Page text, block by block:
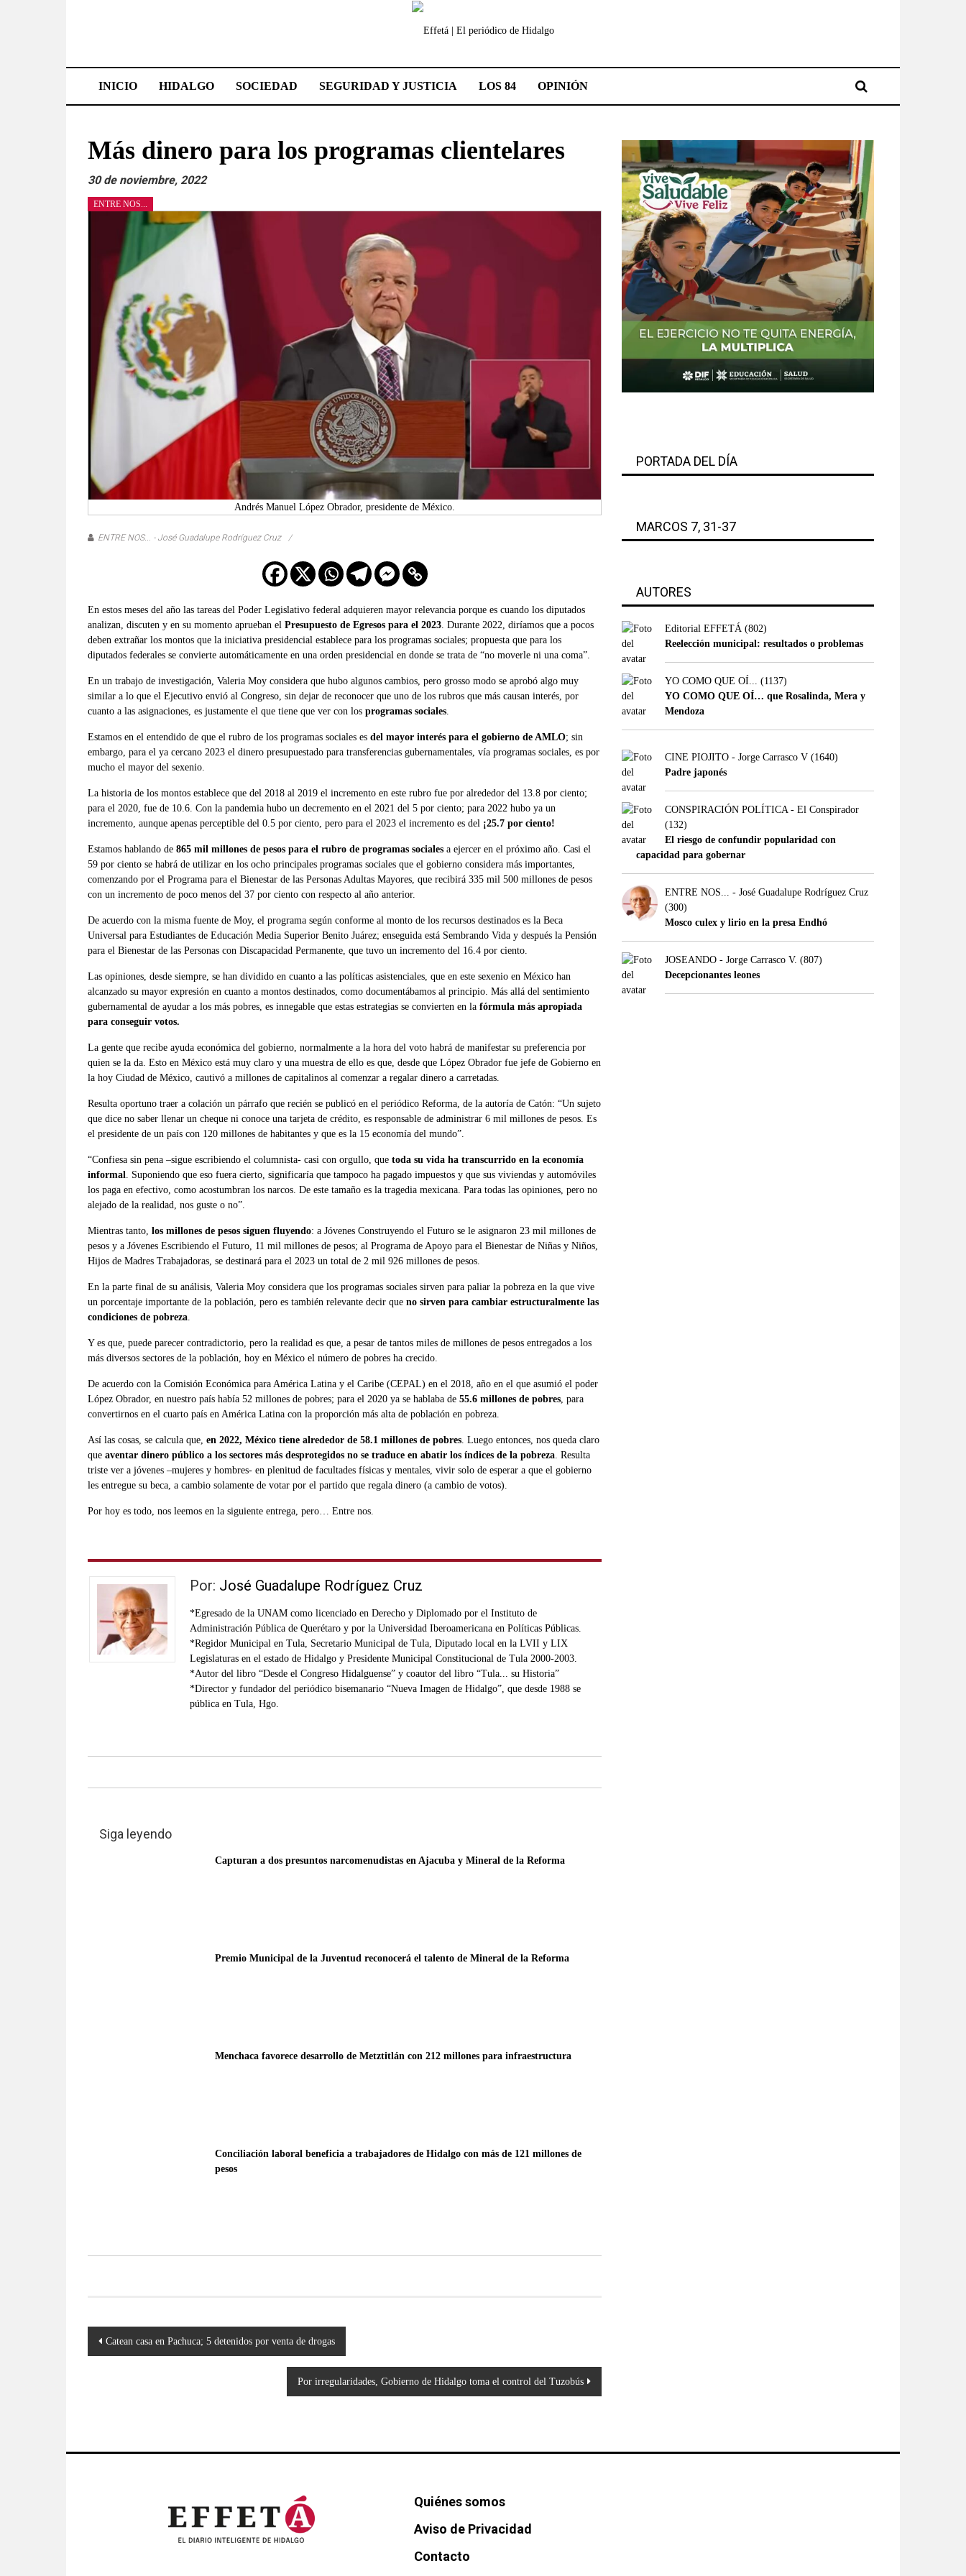
El
periódico
de
Hidalgo
importantes
estado,
verificadas
instante,
así
como
un
y
responsable
de
las
INICIO HIDALGO SOCIEDAD SEGURIDAD Y JUSTICIA LOS 84 OPINIÓN
Más dinero para los programas clientelares
30 de noviembre, 2022
Andrés Manuel López Obrador, presidente de México.
ENTRE NOS...
ENTRE NOS... - José Guadalupe Rodríguez Cruz
En estos meses del año las tareas del Poder Legislativo federal adquieren mayor relevancia porque es cuando los diputados
analizan, discuten y en su momento aprueban el Presupuesto de Egresos para el 2023. Durante 2022, diríamos que a pocos
deben extrañar los montos que la iniciativa presidencial establece para los programas sociales; propuesta que para los
diputados federales se convierte automáticamente en una orden presidencial en donde se trata de “no moverle ni una coma”.
En un trabajo de investigación, Valeria Moy considera que hubo algunos cambios, pero grosso modo se aprobó algo muy
similar a lo que el Ejecutivo envió al Congreso, sin dejar de reconocer que uno de los rubros que más causan interés, por
cuanto a las asignaciones, es justamente el que tiene que ver con los programas sociales.
Estamos en el entendido de que el rubro de los programas sociales es del mayor interés para el gobierno de AMLO; sin
embargo, para el ya cercano 2023 el dinero presupuestado para transferencias gubernamentales, vía programas sociales, es por
mucho el mayor del sexenio.
La historia de los montos establece que del 2018 al 2019 el incremento en este rubro fue por alrededor del 13.8 por ciento;
para el 2020, fue de 10.6. Con la pandemia hubo un decremento en el 2021 del 5 por ciento; para 2022 hubo ya un
incremento, aunque apenas perceptible del 0.5 por ciento, pero para el 2023 el incremento es del ¡25.7 por ciento!
Estamos hablando de 865 mil millones de pesos para el rubro de programas sociales a ejercer en el próximo año. Casi el
59 por ciento se habrá de utilizar en los ocho principales programas sociales que el gobierno considera más importantes,
comenzando por el Programa para el Bienestar de las Personas Adultas Mayores, que recibirá 335 mil 500 millones de pesos
con un incremento de poco menos del 37 por ciento con respecto al año anterior.
De acuerdo con la misma fuente de Moy, el programa según conforme al monto de los recursos destinados es la Beca
Universal para Estudiantes de Educación Media Superior Benito Juárez; enseguida está Sembrando Vida y después la Pensión
para el Bienestar de las Personas con Discapacidad Permanente, que tuvo un incremento del 16.4 por ciento.
Las opiniones, desde siempre, se han dividido en cuanto a las políticas asistenciales, que en este sexenio en México han
alcanzado su mayor expresión en cuanto a montos destinados, como documentábamos al principio. Más allá del sentimiento
gubernamental de ayudar a los más pobres, es innegable que estas estrategias se convierten en la fórmula más apropiada
para conseguir votos.
La gente que recibe ayuda económica del gobierno, normalmente a la hora del voto habrá de manifestar su preferencia por
quien se la da. Esto en México está muy claro y una muestra de ello es que, desde que López Obrador fue jefe de Gobierno en
la hoy Ciudad de México, cautivó a millones de capitalinos al comenzar a regalar dinero a carretadas.
Resulta oportuno traer a colación un párrafo que recién se publicó en el periódico Reforma, de la autoría de Catón: “Un sujeto
que dice no saber llenar un cheque ni conoce una tarjeta de crédito, es responsable de administrar 6 mil millones de pesos. Es
el presidente de un país con 120 millones de habitantes y que es la 15 economía del mundo”.
“Confiesa sin pena –sigue escribiendo el columnista- casi con orgullo, que toda su vida ha transcurrido en la economía
informal. Suponiendo que eso fuera cierto, significaría que tampoco ha pagado impuestos y que sus viviendas y automóviles
los paga en efectivo, como acostumbran los narcos. De este tamaño es la tragedia mexicana. Para todas las opiniones, pero no
alejado de la realidad, nos guste o no”.
Mientras tanto, los millones de pesos siguen fluyendo: a Jóvenes Construyendo el Futuro se le asignaron 23 mil millones de
pesos y a Jóvenes Escribiendo el Futuro, 11 mil millones de pesos; al Programa de Apoyo para el Bienestar de Niñas y Niños,
Hijos de Madres Trabajadoras, se destinará para el 2023 un total de 2 mil 926 millones de pesos.
En la parte final de su análisis, Valeria Moy considera que los programas sociales sirven para paliar la pobreza en la que vive
un porcentaje importante de la población, pero es también relevante decir que no sirven para cambiar estructuralmente las
condiciones de pobreza.
Y es que, puede parecer contradictorio, pero la realidad es que, a pesar de tantos miles de millones de pesos entregados a los
más diversos sectores de la población, hoy en México el número de pobres ha crecido.
De acuerdo con la Comisión Económica para América Latina y el Caribe (CEPAL) en el 2018, año en el que asumió el poder
López Obrador, en nuestro país había 52 millones de pobres; para el 2020 ya se hablaba de 55.6 millones de pobres, para
convertirnos en el cuarto país en América Latina con la proporción más alta de población en pobreza.
Así las cosas, se calcula que, en 2022, México tiene alrededor de 58.1 millones de pobres. Luego entonces, nos queda claro
que aventar dinero público a los sectores más desprotegidos no se traduce en abatir los índices de la pobreza. Resulta
triste ver a jóvenes –mujeres y hombres- en plenitud de facultades físicas y mentales, vivir solo de esperar a que el gobierno
les entregue su beca, a cambio solamente de votar por el partido que regala dinero (a cambio de votos).
Por hoy es todo, nos leemos en la siguiente entrega, pero… Entre nos.
Por: José Guadalupe Rodríguez Cruz
*Egresado de la UNAM como licenciado en Derecho y Diplomado por el Instituto de
Administración Pública de Querétaro y por la Universidad Iberoamericana en Políticas Públicas.
*Regidor Municipal en Tula, Secretario Municipal de Tula, Diputado local en la LVII y LIX
Legislaturas en el estado de Hidalgo y Presidente Municipal Constitucional de Tula 2000-2003.
*Autor del libro “Desde el Congreso Hidalguense” y coautor del libro “Tula... su Historia”
*Director y fundador del periódico bisemanario “Nueva Imagen de Hidalgo”, que desde 1988 se
pública en Tula, Hgo.
Siga leyendo
Capturan a dos presuntos narcomenudistas en Ajacuba y Mineral de la Reforma
Premio Municipal de la Juventud reconocerá el talento de Mineral de la Reforma
Menchaca favorece desarrollo de Metztitlán con 212 millones para infraestructura
Conciliación laboral beneficia a trabajadores de Hidalgo con más de 121 millones de
pesos
Navegación
de
Catean casa en Pachuca; 5 detenidos por venta de drogas
Por irregularidades, Gobierno de Hidalgo toma el control del Tuzobús
PORTADA DEL DÍA
MARCOS 7, 31-37
AUTORES
Editorial EFFETÁ (802)
Reelección municipal: resultados o problemas
YO COMO QUE OÍ... (1137)
YO COMO QUE OÍ… que Rosalinda, Mera y
Mendoza
CINE PIOJITO - Jorge Carrasco V (1640)
Padre japonés
CONSPIRACIÓN POLÍTICA - El Conspirador
(132)
El riesgo de confundir popularidad con
capacidad para gobernar
ENTRE NOS... - José Guadalupe Rodríguez Cruz
(300)
Mosco culex y lirio en la presa Endhó
JOSEANDO - Jorge Carrasco V. (807)
Decepcionantes leones
Quiénes somos
Aviso de Privacidad
Contacto